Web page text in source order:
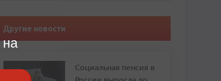
Другие новости
Социальная пенсия в